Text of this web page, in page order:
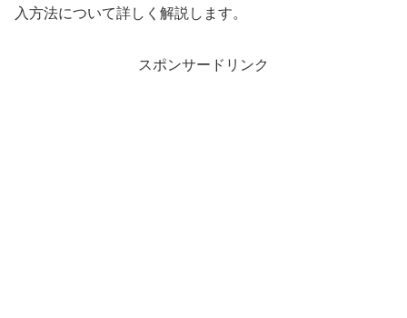
入方法について詳しく解説します。
スポンサードリンク